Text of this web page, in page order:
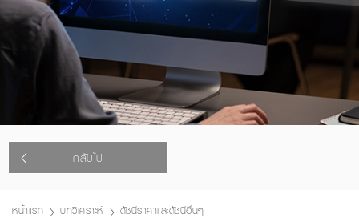
กลับไป
หน้าแรก บทวิเคราะห์
ดัชนีราคาและดัชนีอื่นๆ